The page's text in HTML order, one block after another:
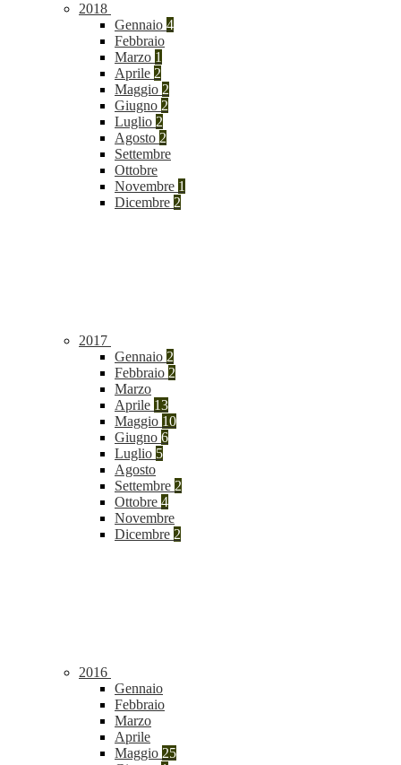
2018
Gennaio 4
Febbraio
Marzo 1
Aprile 2
Maggio 2
Giugno 2
Luglio 2
Agosto 2
Settembre
Ottobre
Novembre 1
Dicembre 2
2017
Gennaio 2
Febbraio 2
Marzo
Aprile 13
Maggio 10
Giugno 6
Luglio 5
Agosto
Settembre 2
Ottobre 4
Novembre
Dicembre 2
2016
Gennaio
Febbraio
Marzo
Aprile
Maggio 25